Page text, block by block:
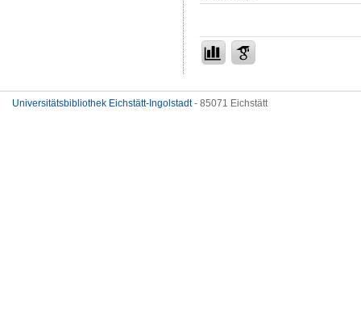
Universitätsbibliothek Eichstätt-Ingolstadt- 85071 Eichstätt